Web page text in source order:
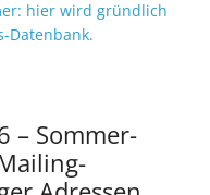
– Sommer-